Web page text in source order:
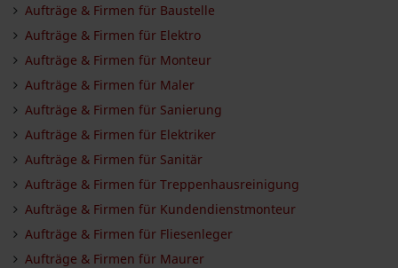
Aufträge & Firmen für Baustelle
Aufträge & Firmen für Elektro
Aufträge & Firmen für Monteur
Aufträge & Firmen für Maler
Aufträge & Firmen für Sanierung
Aufträge & Firmen für Elektriker
Aufträge & Firmen für Sanitär
Aufträge & Firmen für Treppenhausreinigung
Aufträge & Firmen für Kundendienstmonteur
Aufträge & Firmen für Fliesenleger
Aufträge & Firmen für Maurer